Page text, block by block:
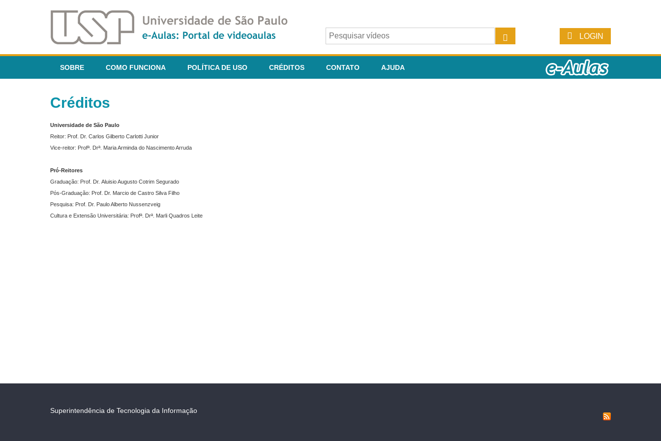
LOGIN
SOBRE COMO FUNCIONA POLÍTICA DE USO CRÉDITOS CONTATO AJUDA
Créditos
Universidade de São Paulo
Reitor: Prof. Dr. Carlos Gilberto Carlotti Junior
Vice-reitor: Profª. Drª. Maria Arminda do Nascimento Arruda
Pró-Reitores
Graduação: Prof. Dr. Aluisio Augusto Cotrim Segurado
Pós-Graduação: Prof. Dr. Marcio de Castro Silva Filho
Pesquisa: Prof. Dr. Paulo Alberto Nussenzveig
Cultura e Extensão Universitária: Profª. Drª. Marli Quadros Leite
Superintendência de Tecnologia da Informação